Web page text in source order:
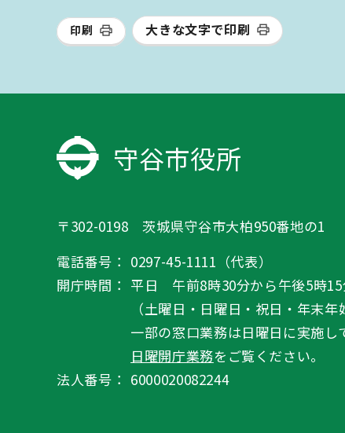
印刷 大きな文字で印刷
守谷市役所
〒302-0198 茨城県守谷市大柏950番地の1
電話番号： 0297-45-1111（代表）
開庁時間： 平日 午前8時30分から午後5時
（土曜日・日曜日・祝日・年末年
一部の窓口業務は日曜日に実施し
日曜開庁業務をご覧ください。
法人番号： 6000020082244